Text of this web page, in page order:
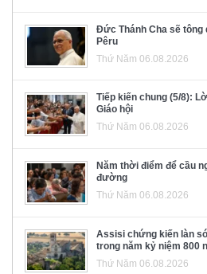
Đức Thánh Cha sẽ tông
Pêru
Thứ Năm 06.08.2026
Tiếp kiến chung (5/8):
Giáo hội
Thứ Năm 06.08.2026
Năm thời điểm để cầu
đường
Thứ Năm 06.08.2026
Assisi chứng kiến làn
trong năm kỷ niệm 800
Thứ Năm 06.08.2026